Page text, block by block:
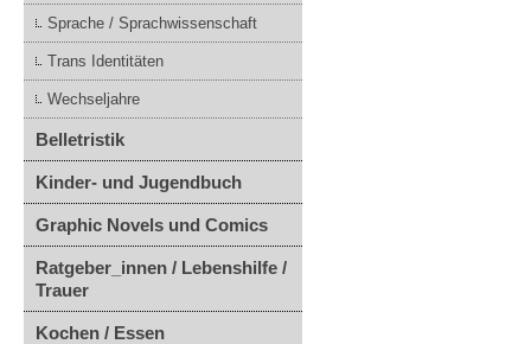
Sprache / Sprachwissenschaft
Trans Identitäten
Wechseljahre
Belletristik
Kinder- und Jugendbuch
Graphic Novels und Comics
Ratgeber_innen / Lebenshilfe /
Trauer
Kochen / Essen